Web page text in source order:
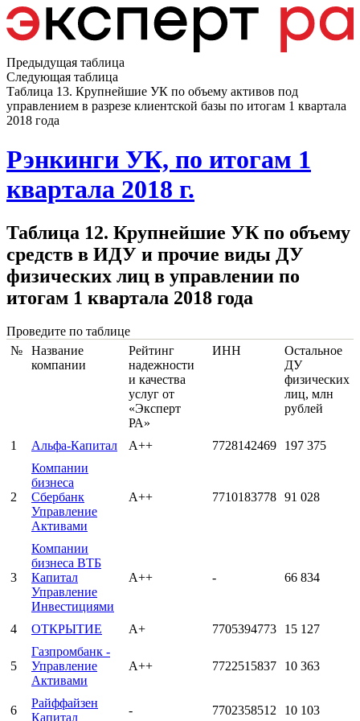
Предыдущая таблица
Следующая таблица
Таблица 13. Крупнейшие УК по объему активов под
управлением в разрезе клиентской базы по итогам 1 квартала
2018 года
Рэнкинги УК, по итогам 1
квартала 2018 г.
Таблица 12. Крупнейшие УК по объему
средств в ИДУ и прочие виды ДУ
физических лиц в управлении по
итогам 1 квартала 2018 года
Проведите по таблице
№
Название
компании
Рейтинг
надежности
и качества
услуг от
«Эксперт
РА»
ИНН
Остальное
ДУ
физических
лиц, млн
рублей
1 Альфа-Капитал А++ 7728142469 197 375
2
Компании
бизнеса
Сбербанк
Управление
Активами
А++ 7710183778 91 028
3
Компании
бизнеса ВТБ
Капитал
Управление
Инвестициями
А++ - 66 834
4 ОТКРЫТИЕ А+ 7705394773 15 127
5
Газпромбанк -
Управление
Активами
А++ 7722515837 10 363
6
Райффайзен
Капитал
- 7702358512 10 103